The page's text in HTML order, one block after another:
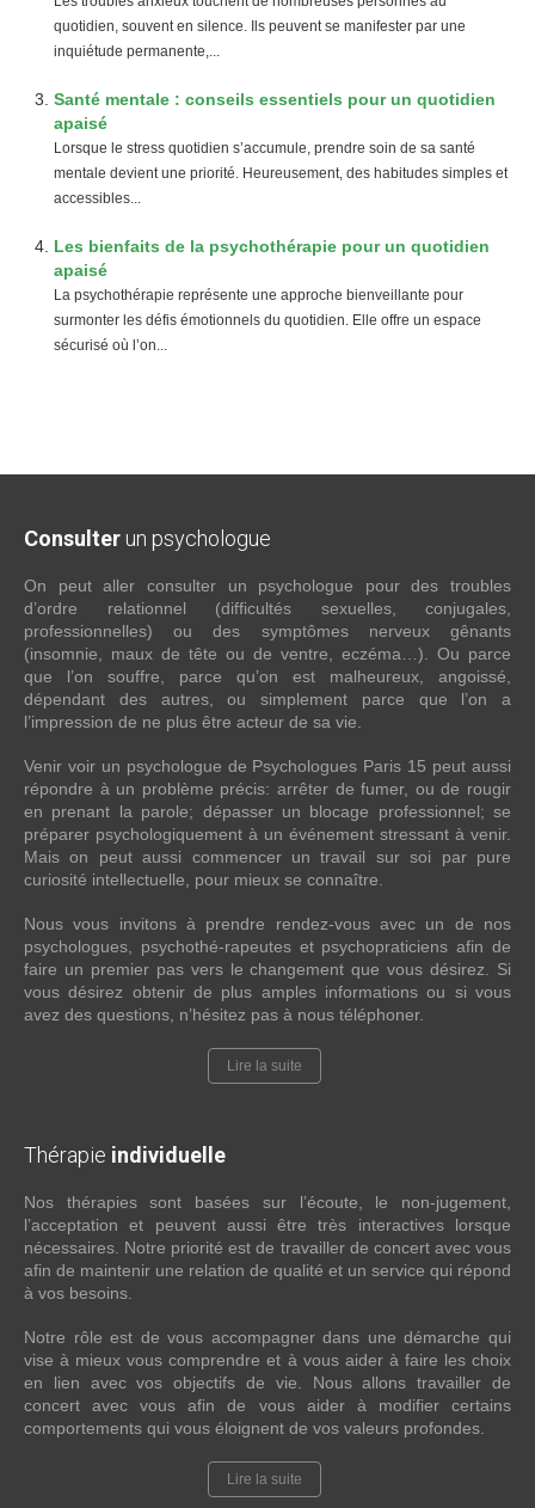
quotidien, souvent en silence. Ils peuvent se manifester par une
inquiétude permanente,...
Santé mentale : conseils essentiels pour un quotidien
apaisé
Lorsque le stress quotidien s’accumule, prendre soin de sa santé
mentale devient une priorité. Heureusement, des habitudes simples et
accessibles...
Les bienfaits de la psychothérapie pour un quotidien
apaisé
La psychothérapie représente une approche bienveillante pour
surmonter les défis émotionnels du quotidien. Elle offre un espace
sécurisé où l’on...
Consulter un psychologue
On peut aller consulter un psychologue pour des troubles
d’ordre relationnel (difficultés sexuelles, conjugales,
professionnelles) ou des symptômes nerveux gênants
(insomnie, maux de tête ou de ventre, eczéma…). Ou parce
que l’on souffre, parce qu’on est malheureux, angoissé,
dépendant des autres, ou simplement parce que l’on a
l’impression de ne plus être acteur de sa vie.
Venir voir un psychologue de Psychologues Paris 15 peut aussi
répondre à un problème précis: arrêter de fumer, ou de rougir
en prenant la parole; dépasser un blocage professionnel; se
préparer psychologiquement à un événement stressant à venir.
Mais on peut aussi commencer un travail sur soi par pure
curiosité intellectuelle, pour mieux se connaître.
Nous vous invitons à prendre rendez-vous avec un de nos
psychologues, psychothé-rapeutes et psychopraticiens afin de
faire un premier pas vers le changement que vous désirez. Si
vous désirez obtenir de plus amples informations ou si vous
avez des questions, n’hésitez pas à nous téléphoner.
Lire la suite
Thérapie individuelle
Nos thérapies sont basées sur l’écoute, le non-jugement,
l’acceptation et peuvent aussi être très interactives lorsque
nécessaires. Notre priorité est de travailler de concert avec vous
afin de maintenir une relation de qualité et un service qui répond
à vos besoins.
Notre rôle est de vous accompagner dans une démarche qui
vise à mieux vous comprendre et à vous aider à faire les choix
en lien avec vos objectifs de vie. Nous allons travailler de
concert avec vous afin de vous aider à modifier certains
comportements qui vous éloignent de vos valeurs profondes.
Lire la suite